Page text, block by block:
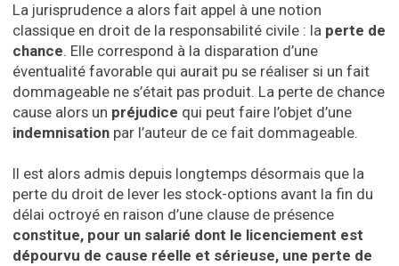
La jurisprudence a alors fait appel à une notion
classique en droit de la responsabilité civile : la perte de
chance. Elle correspond à la disparation d’une
éventualité favorable qui aurait pu se réaliser si un fait
dommageable ne s’était pas produit. La perte de chance
cause alors un préjudice qui peut faire l’objet d’une
indemnisation par l’auteur de ce fait dommageable.
Il est alors admis depuis longtemps désormais que la
perte du droit de lever les stock-options avant la fin du
délai octroyé en raison d’une clause de présence
constitue, pour un salarié dont le licenciement est
dépourvu de cause réelle et sérieuse, une perte de